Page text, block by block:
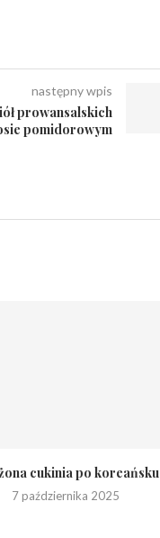
następny wpis
prowansalskich
pomidorowym
cukinia po koreańsku
7 października 2025